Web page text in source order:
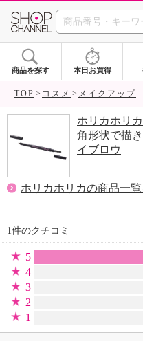
商品を探す 本日お買得
TOP コスメ メイクアップ
ホリカホリ
角形状で描
イブロウ
ホリカホリカの商品一
1件のクチコミ
5
4
3
2
1